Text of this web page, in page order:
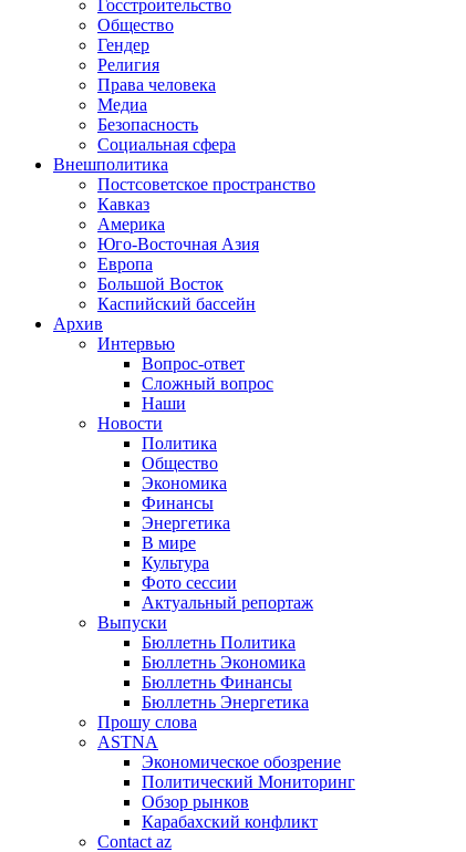
Госстроительство
Общество
Гендер
Религия
Права человека
Медиа
Безопасность
Социальная сфера
Внешполитика
Постсоветское пространство
Кавказ
Америка
Юго-Восточная Азия
Европа
Большой Восток
Каспийский бассейн
Архив
Интервью
Вопрос-ответ
Сложный вопрос
Наши
Новости
Политика
Общество
Экономика
Финансы
Энергетика
В мире
Культура
Фото сессии
Актуальный репортаж
Выпуски
Бюллетнь Политика
Бюллетнь Экономика
Бюллетнь Финансы
Бюллетнь Энергетика
Прошу слова
ASTNA
Экономическое обозрение
Политический Мониторинг
Обзор рынков
Карабахский конфликт
Contact az